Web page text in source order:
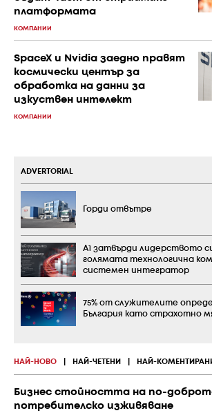
платформата
КОМПАНИИ
SpaceX и Nvidia заедно правят
космически център за
обработка на данни за
изкуствен интелект
КОМПАНИИ
НАЙ-НОВО НАЙ-ЧЕТЕНИ НАЙ-
Бизнес стойността на по-
потребителско изживяване
ADVERTORIAL
Горди отвътре
А1 затвърди лидерството
голямата технологична
системен интегратор
75% от служителите
България като страхотно